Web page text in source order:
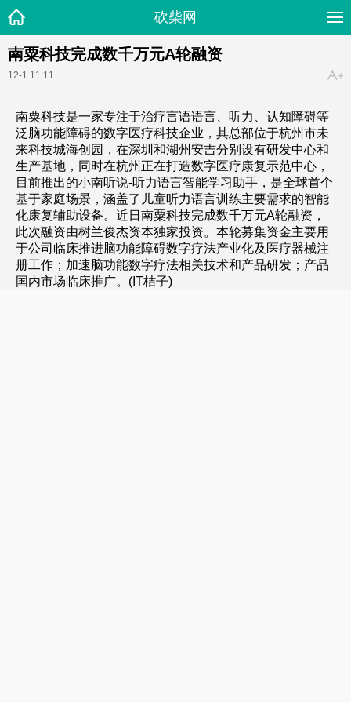
砍柴网
南粟科技完成数千万元A轮融资
12-1 11:11
南粟科技是一家专注于治疗言语语言、听力、认知障碍等
泛脑功能障碍的数字医疗科技企业，其总部位于杭州市未
来科技城海创园，在深圳和湖州安吉分别设有研发中心和
生产基地，同时在杭州正在打造数字医疗康复示范中心，
目前推出的小南听说-听力语言智能学习助手，是全球首个
基于家庭场景，涵盖了儿童听力语言训练主要需求的智能
化康复辅助设备。近日南粟科技完成数千万元A轮融资，
此次融资由树兰俊杰资本独家投资。本轮募集资金主要用
于公司临床推进脑功能障碍数字疗法产业化及医疗器械注
册工作；加速脑功能数字疗法相关技术和产品研发；产品
国内市场临床推广。(IT桔子)